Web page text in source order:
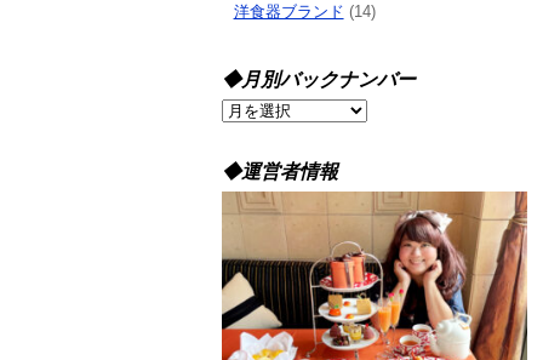
洋食器ブランド (14)
◆月別バックナンバー
◆
バ
ッ
ン
バ
ー
◆運営者情報